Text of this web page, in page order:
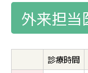
外来担当
診療時間